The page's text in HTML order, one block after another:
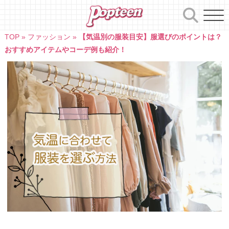
TOP» ファッション »
【気温別の服装目安】服選びのポイントは？
おすすめアイテムやコーデ例も紹介！